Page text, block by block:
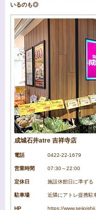
いるのも◎
成城石井atre 吉祥寺店
電話 0422-22-1679
営業時間 07:30～22:00
定休日 施設休館日に準ずる
駐車場 近隣にアトレ提携駐
HP https://